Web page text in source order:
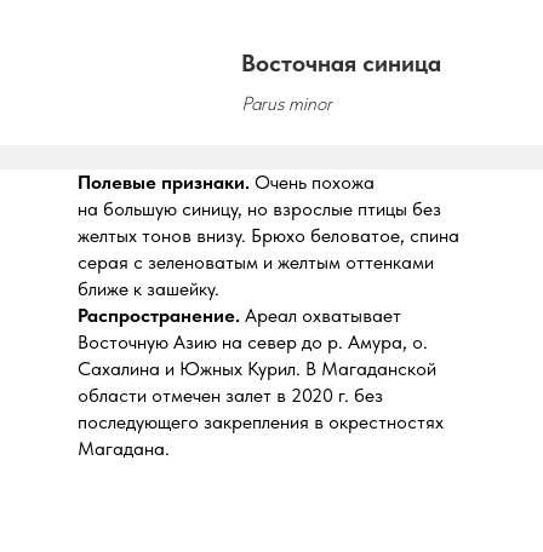
Восточная синица
Parus minor
Полевые признаки. Очень похожа
на большую синицу, но взрослые птицы без
желтых тонов внизу. Брюхо беловатое, спина
серая с зеленоватым и желтым оттенками
ближе к зашейку.
Распространение. Ареал охватывает
Восточную Азию на север до р. Амура, о.
Сахалина и Южных Курил. В Магаданской
области отмечен залет в 2020 г. без
последующего закрепления в окрестностях
Магадана.